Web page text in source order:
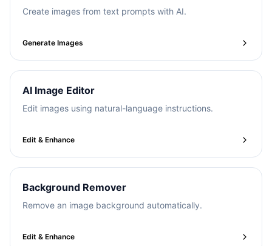
Create images from text prompts with AI.
Generate Images
AI Image Editor
Edit images using natural-language instructions.
Edit & Enhance
Background Remover
Remove an image background automatically.
Edit & Enhance